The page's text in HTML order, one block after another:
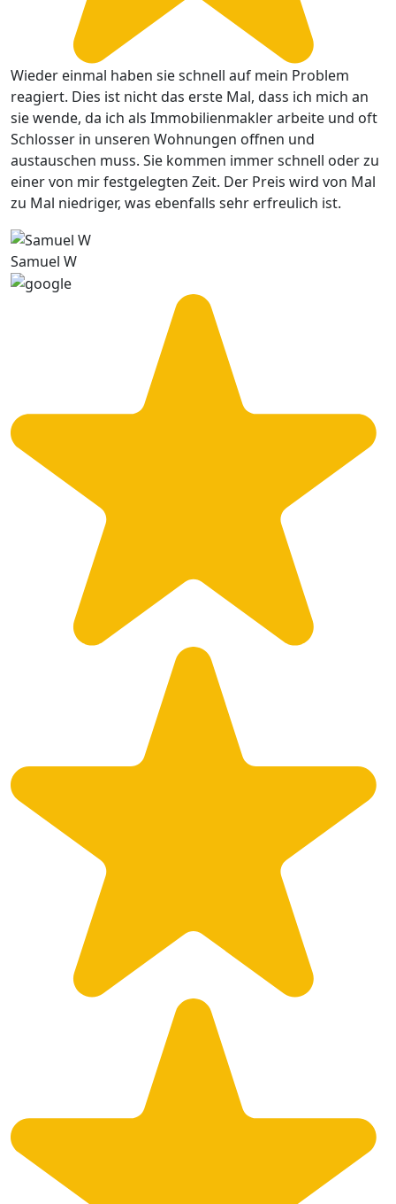
Wieder einmal haben sie schnell auf mein Problem
reagiert. Dies ist nicht das erste Mal, dass ich mich an
sie wende, da ich als Immobilienmakler arbeite und oft
Schlosser in unseren Wohnungen offnen und
austauschen muss. Sie kommen immer schnell oder zu
einer von mir festgelegten Zeit. Der Preis wird von Mal
zu Mal niedriger, was ebenfalls sehr erfreulich ist.
Samuel W